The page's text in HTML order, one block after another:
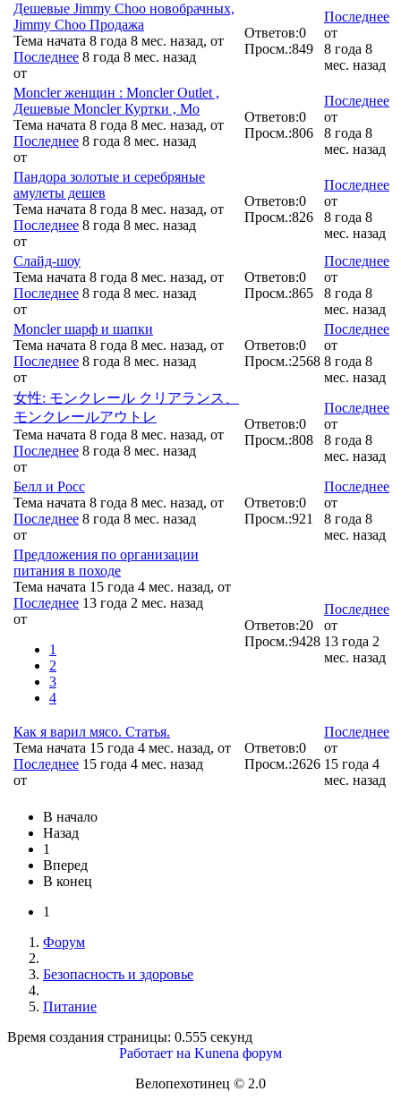
Дешевые Jimmy Choo новобрачных,
Jimmy Choo Продажа
Тема начата 8 года 8 мес. назад, от
Последнее 8 года 8 мес. назад
от
Ответов:0
Просм.:849
Последнее
от
8 года 8
мес. назад
Moncler женщин : Moncler Outlet ,
Дешевые Moncler Куртки , Mo
Тема начата 8 года 8 мес. назад, от
Последнее 8 года 8 мес. назад
от
Ответов:0
Просм.:806
Последнее
от
8 года 8
мес. назад
Пандора золотые и серебряные
амулеты дешев
Тема начата 8 года 8 мес. назад, от
Последнее 8 года 8 мес. назад
от
Ответов:0
Просм.:826
Последнее
от
8 года 8
мес. назад
Слайд-шоу
Тема начата 8 года 8 мес. назад, от
Последнее 8 года 8 мес. назад
от
Ответов:0
Просм.:865
Последнее
от
8 года 8
мес. назад
Moncler шарф и шапки
Тема начата 8 года 8 мес. назад, от
Последнее 8 года 8 мес. назад
от
Ответов:0
Просм.:2568
Последнее
от
8 года 8
мес. назад
女性: モンクレール クリアランス、
モンクレールアウトレ
Тема начата 8 года 8 мес. назад, от
Последнее 8 года 8 мес. назад
от
Ответов:0
Просм.:808
Последнее
от
8 года 8
мес. назад
Белл и Росс
Тема начата 8 года 8 мес. назад, от
Последнее 8 года 8 мес. назад
от
Ответов:0
Просм.:921
Последнее
от
8 года 8
мес. назад
Предложения по организации
питания в походе
Тема начата 15 года 4 мес. назад, от
Последнее 13 года 2 мес. назад
от
1
2
3
4
Ответов:20
Просм.:9428
Последнее
от
13 года 2
мес. назад
Как я варил мясо. Статья.
Тема начата 15 года 4 мес. назад, от
Последнее 15 года 4 мес. назад
от
Ответов:0
Просм.:2626
Последнее
от
15 года 4
мес. назад
В начало
Назад
1
Вперед
В конец
1
Форум
Безопасность и здоровье
Питание
Время создания страницы: 0.555 секунд
Работает на Kunena форум
Велопехотинец © 2.0